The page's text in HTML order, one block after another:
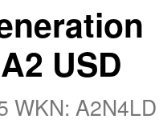
USD
WKN: A2N4LD